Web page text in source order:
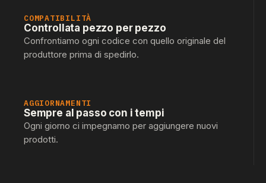
COMPATIBILITÀ
Controllata pezzo per pezzo
Confrontiamo ogni codice con quello originale del
produttore prima di spedirlo.
AGGIORNAMENTI
Sempre al passo con i tempi
Ogni giorno ci impegnamo per aggiungere nuovi
prodotti.